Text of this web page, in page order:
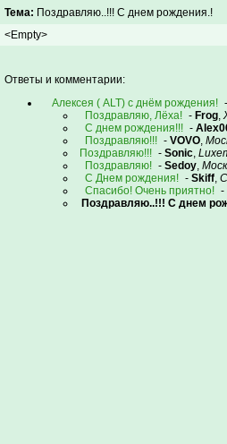
Тема: Поздравляю..!!! С днем рождения.!
<Empty>
Ответы и комментарии:
Алексея ( ALT) с днём рождения!
Поздравляю, Лёха! - Frog,
С днем рождения!!! -
Поздравляю!!! - VOVO,
Поздравляю!!! - Sonic,
Поздравляю! - Sedoy,
С Днем рождения! - Skiff,
Спасибо! Очень приятно! -
Поздравляю..!!! С днем